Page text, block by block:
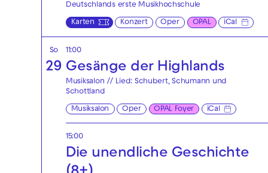
Deutschlands erste Musikhochschule
Karten Konzert Oper OPAL iCal
So
29
11:00
Gesänge der Highlands
Musiksalon // Lied: Schubert, Schumann und
Schottland
Musiksalon Oper OPAL Foyer iCal
15:00
Die unendliche Geschichte